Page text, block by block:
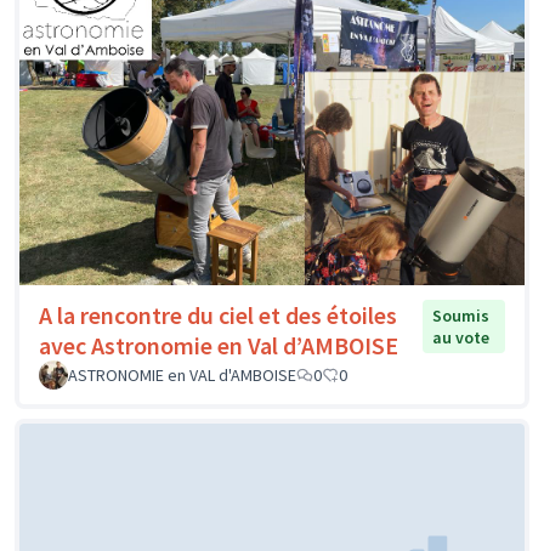
A la rencontre du ciel et des étoiles
avec Astronomie en Val d’AMBOISE
Soumis
au vote
ASTRONOMIE en VAL d'AMBOISE
0 0